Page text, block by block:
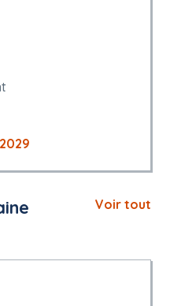
Voir tout